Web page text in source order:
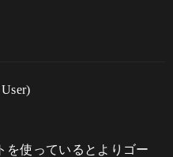
を使っているとよりゴー